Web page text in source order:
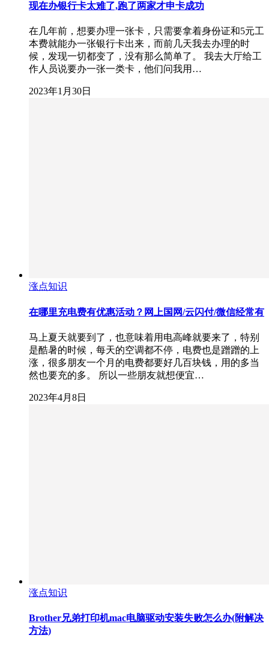
现在办银行卡太难了,跑了两家才申卡成功
在几年前，想要办理一张卡，只需要拿着身份证和5元工
本费就能办一张银行卡出来，而前几天我去办理的时
候，发现一切都变了，没有那么简单了。 我去大厅给工
作人员说要办一张一类卡，他们问我用…
2023年1月30日
涨点知识
在哪里充电费有优惠活动？网上国网/云闪付/微信经常有
马上夏天就要到了，也意味着用电高峰就要来了，特别
是酷暑的时候，每天的空调都不停，电费也是蹭蹭的上
涨，很多朋友一个月的电费都要好几百块钱，用的多当
然也要充的多。 所以一些朋友就想便宜…
2023年4月8日
涨点知识
Brother兄弟打印机mac电脑驱动安装失败怎么办(附解决
方法)